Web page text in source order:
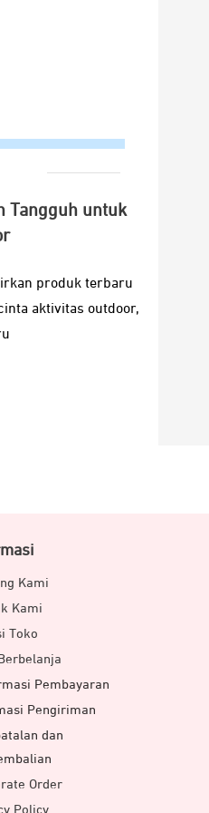
Tangguh untuk
produk terbaru
aktivitas outdoor,
Kami
Kami
Toko
Pembayaran
Pengiriman
dan
Order
Policy